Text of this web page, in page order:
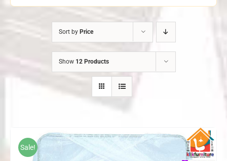
Sort by Price
Show 12 Products
Sale!